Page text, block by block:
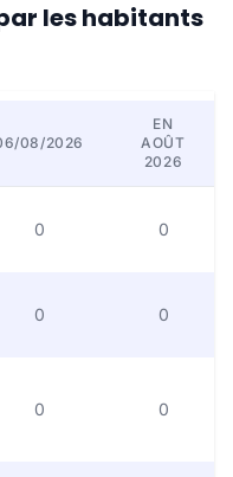
les habitants
08/2026
EN
AOÛT
2026
0 0
0 0
0 0